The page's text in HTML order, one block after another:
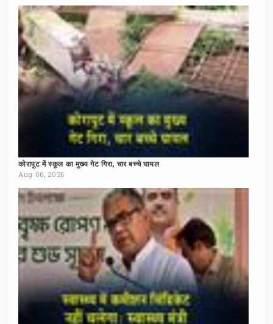
कोरापुट में स्कूल का मुख्य गेट गिरा, चार बच्चे घायल
Aug 06, 2026